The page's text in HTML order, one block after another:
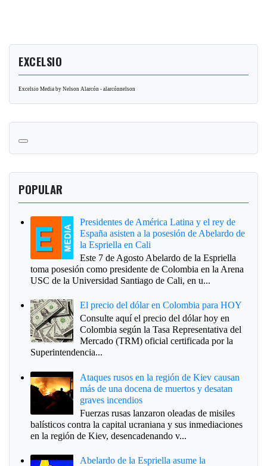
EXCELSIO
Excelsio Media by Nelson Alarcón - alarcónnelson
POPULAR
Presidentes de América Latina y el rey de
España asisten a la posesión de Abelardo de
la Espriella en Cali
Este 7 de Agosto Abelardo de la Espriella
toma posesión como presidente de Colombia en la Arena
USC de la Universidad Santiago de Cali, en u...
El precio del dólar en Colombia para HOY
Consulte aquí el precio del dólar hoy en
Colombia según la Tasa Representativa del
Mercado (TRM) oficial certificada por la
Superintendencia...
Ataques rusos en la región de Kiev causan
más de una docena de muertos y desatan
graves incendios
Fuerzas rusas lanzaron oleadas de misiles
balísticos contra la capital ucraniana y sus inmediaciones
en la región de Kiev, desencadenando v...
Abelardo de la Espriella asume la